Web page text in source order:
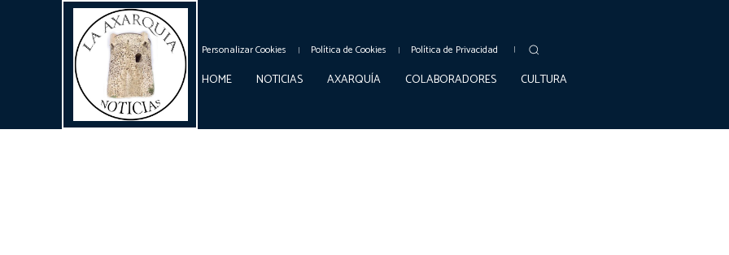
Personalizar Cookies Política de Cookies Política de Privacidad
HOME NOTICIAS AXARQUÍA COLABORADORES CULTURA